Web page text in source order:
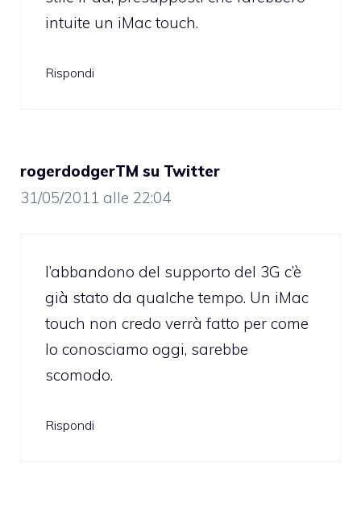
intuite un iMac touch.
Rispondi
rogerdodgerTM su Twitter
31/05/2011 alle 22:04
l’abbandono del supporto del 3G c’è
già stato da qualche tempo. Un iMac
touch non credo verrà fatto per come
lo conosciamo oggi, sarebbe
scomodo.
Rispondi